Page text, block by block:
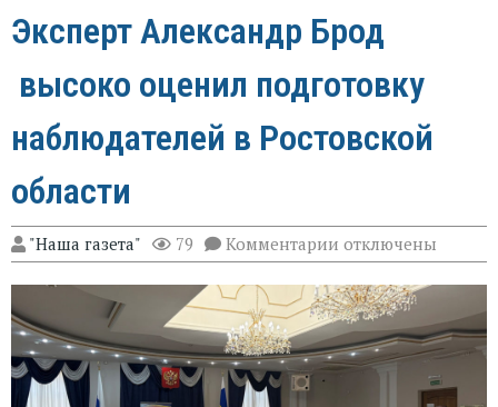
Эксперт Александр Брод
высоко оценил подготовку
наблюдателей в Ростовской
области
"Наша газета" 79 Комментарии к
записи
Эксперт
Александр
Брод
высоко
оценил
подготовку
наблюдателей
отключены